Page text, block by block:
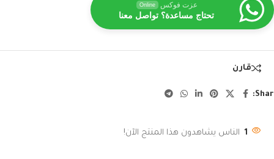
عزت فوكس Online
تحتاج مساعدة؟ تواصل معنا
قارن
1 الناس يشاهدون هذا المنتج الآن!